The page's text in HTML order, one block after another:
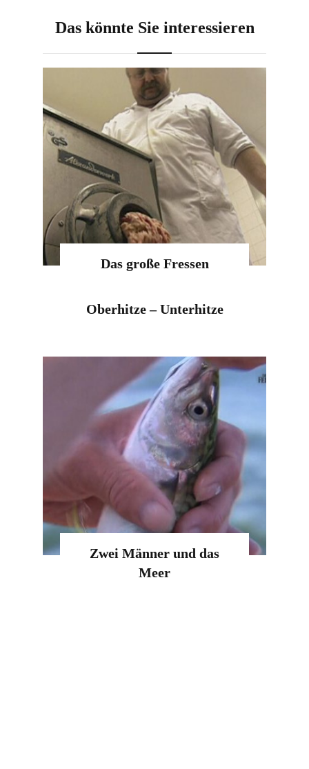
Das könnte Sie interessieren
Das große Fressen
Oberhitze – Unterhitze
Zwei Männer und das
Meer